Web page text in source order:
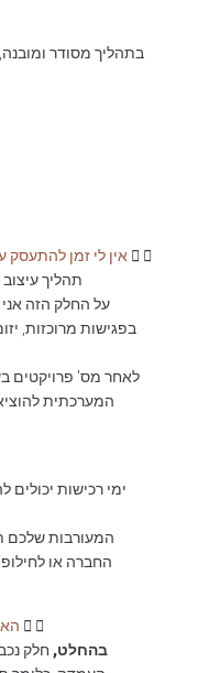
בתהליך מסודר
אין לי זמן להתעסק
תהליך
על החלק הזה
בפגישות מרוכזות,
לאחר מס' פרויקטים
המערכתית
ימי רכישות
המעורבות שלכם
החברה או
בהחלט, חלק